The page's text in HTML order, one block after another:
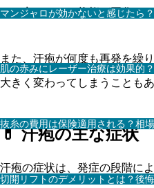
マンジャロが効かないと感じたら
肌の赤みにレーザー治療は効果的
抜糸の費用は保険適用される？相
切開リフトのデメリットとは？後
れ、穴だらけの状態が悪化す
また、汗疱が何度も再発を繰
大きく変わってしまうこともあ
💊 汗疱の主な症状
汗疱の症状は、発症の段階に